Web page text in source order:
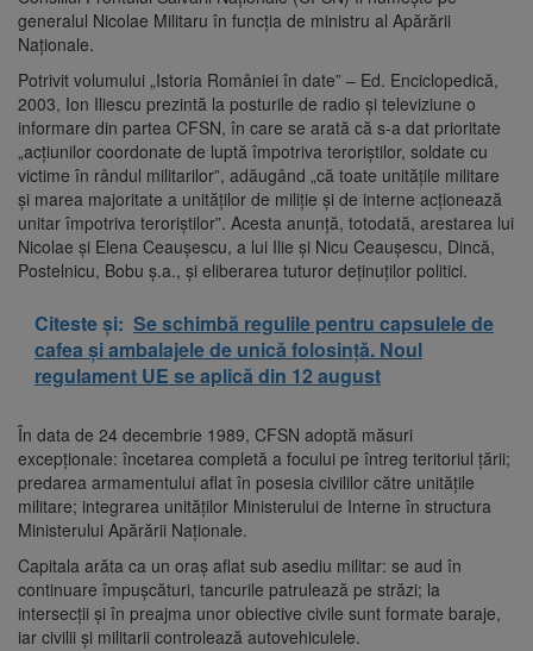
generalul Nicolae Militaru în funcţia de ministru al Apărării
Naţionale.
Potrivit volumului „Istoria României în date” – Ed. Enciclopedică,
2003, Ion Iliescu prezintă la posturile de radio şi televiziune o
informare din partea CFSN, în care se arată că s-a dat prioritate
„acţiunilor coordonate de luptă împotriva teroriştilor, soldate cu
victime în rândul militarilor”, adăugând „că toate unităţile militare
şi marea majoritate a unităţilor de miliţie şi de interne acţionează
unitar împotriva teroriştilor”. Acesta anunţă, totodată, arestarea lui
Nicolae şi Elena Ceauşescu, a lui Ilie şi Nicu Ceauşescu, Dincă,
Postelnicu, Bobu ş.a., şi eliberarea tuturor deţinuţilor politici.
Citeste și: Se schimbă regulile pentru capsulele de
cafea și ambalajele de unică folosință. Noul
regulament UE se aplică din 12 august
În data de 24 decembrie 1989, CFSN adoptă măsuri
excepţionale: încetarea completă a focului pe întreg teritoriul ţării;
predarea armamentului aflat în posesia civililor către unităţile
militare; integrarea unităţilor Ministerului de Interne în structura
Ministerului Apărării Naţionale.
Capitala arăta ca un oraş aflat sub asediu militar: se aud în
continuare împuşcături, tancurile patrulează pe străzi; la
intersecţii şi în preajma unor obiective civile sunt formate baraje,
iar civilii şi militarii controlează autovehiculele.